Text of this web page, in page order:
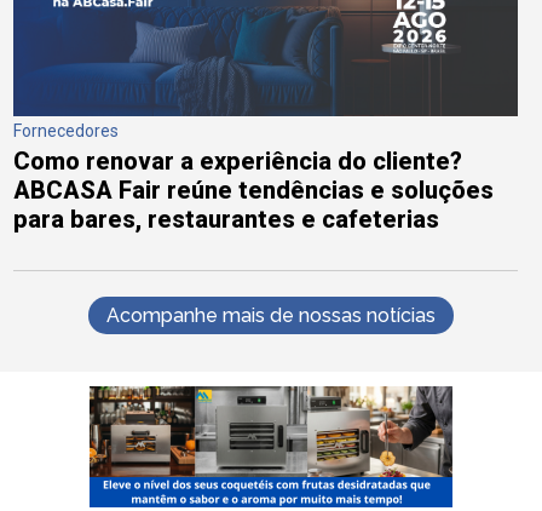
Fornecedores
Como renovar a experiência do cliente?
ABCASA Fair reúne tendências e soluções
para bares, restaurantes e cafeterias
Acompanhe mais de nossas notícias